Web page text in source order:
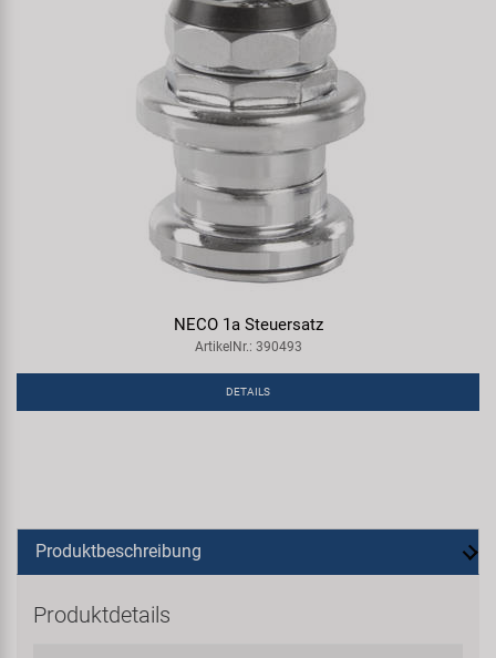
NECO 1a Steuersatz
ArtikelNr.: 390493
DETAILS
Produktbeschreibung
Produktdetails